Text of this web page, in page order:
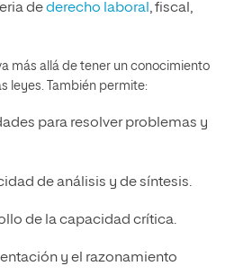
dederecho laboral , fiscal,
más allá de tener un conocimiento
leyes. También permite:
para resolver problemas y
de análisis y de síntesis.
de la capacidad crítica.
y el razonamiento